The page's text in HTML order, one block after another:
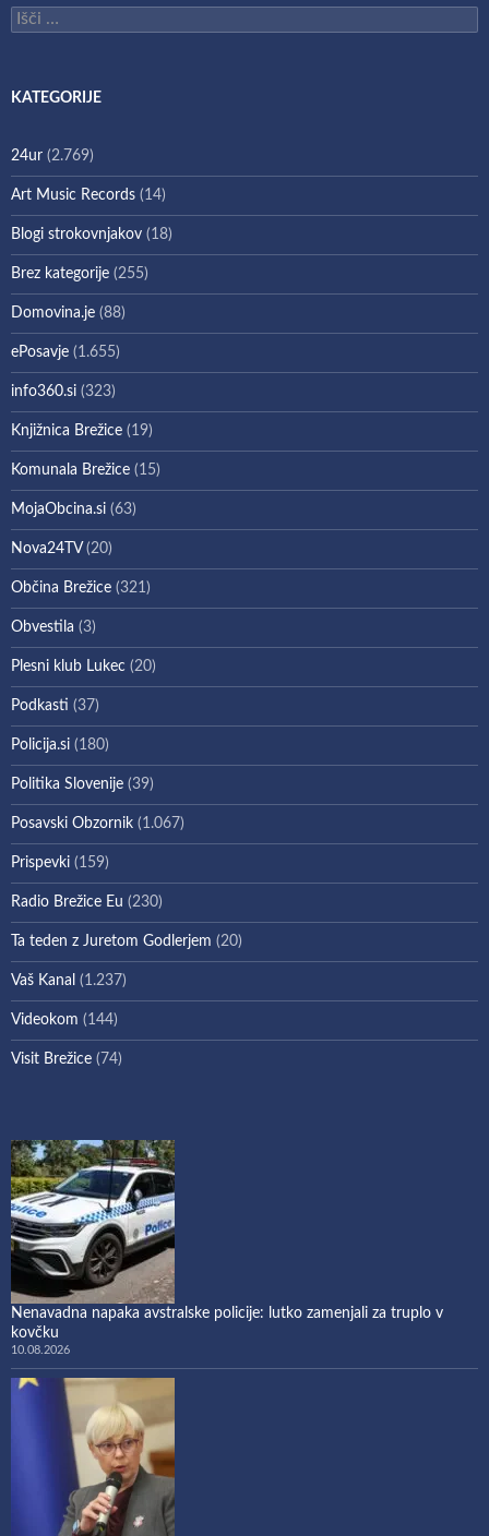
Išči:
KATEGORIJE
24ur (2.769)
Art Music Records (14)
Blogi strokovnjakov (18)
Brez kategorije (255)
Domovina.je (88)
ePosavje (1.655)
info360.si (323)
Knjižnica Brežice (19)
Komunala Brežice (15)
MojaObcina.si (63)
Nova24TV(20)
Občina Brežice (321)
Obvestila (3)
Plesni klub Lukec (20)
Podkasti (37)
Policija.si (180)
Politika Slovenije (39)
Posavski Obzornik (1.067)
Prispevki (159)
Radio Brežice Eu (230)
Ta teden z Juretom Godlerjem (20)
Vaš Kanal (1.237)
Videokom (144)
Visit Brežice (74)
Nenavadna napaka avstralske policije: lutko zamenjali za truplo v
kovčku
10.08.2026